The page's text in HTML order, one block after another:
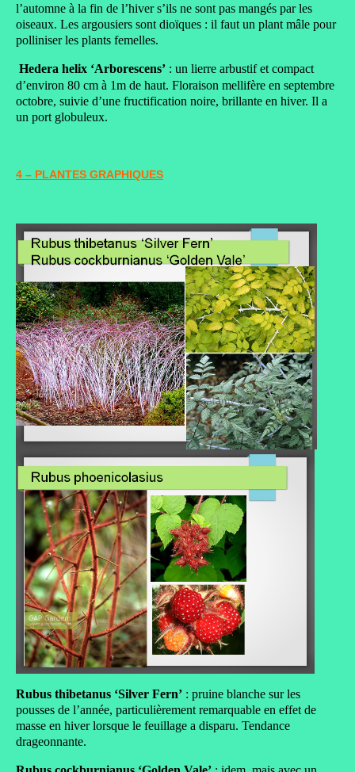
l’automne à la fin de l’hiver s’ils ne sont pas mangés par les
oiseaux. Les argousiers sont dioïques : il faut un plant mâle pour
polliniser les plants femelles.
Hedera helix ‘Arborescens’ : un lierre arbustif et compact
d’environ 80 cm à 1m de haut. Floraison mellifère en septembre
octobre, suivie d’une fructification noire, brillante en hiver. Il a
un port globuleux.
4 – PLANTES GRAPHIQUES
Rubus thibetanus ‘Silver Fern’ : pruine blanche sur les
pousses de l’année, particulièrement remarquable en effet de
masse en hiver lorsque le feuillage a disparu. Tendance
drageonnante.